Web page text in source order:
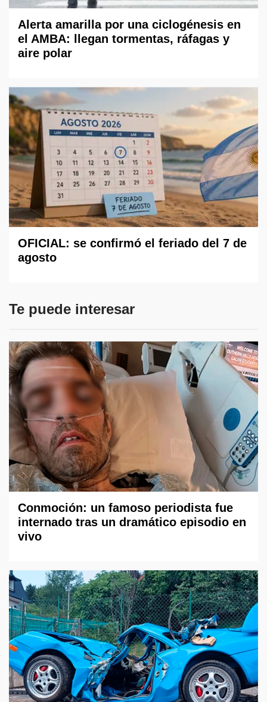
Alerta amarilla por una ciclogénesis en
el AMBA: llegan tormentas, ráfagas y
aire polar
OFICIAL: se confirmó el feriado del 7 de
agosto
Te puede interesar
Conmoción: un famoso periodista fue
internado tras un dramático episodio en
vivo